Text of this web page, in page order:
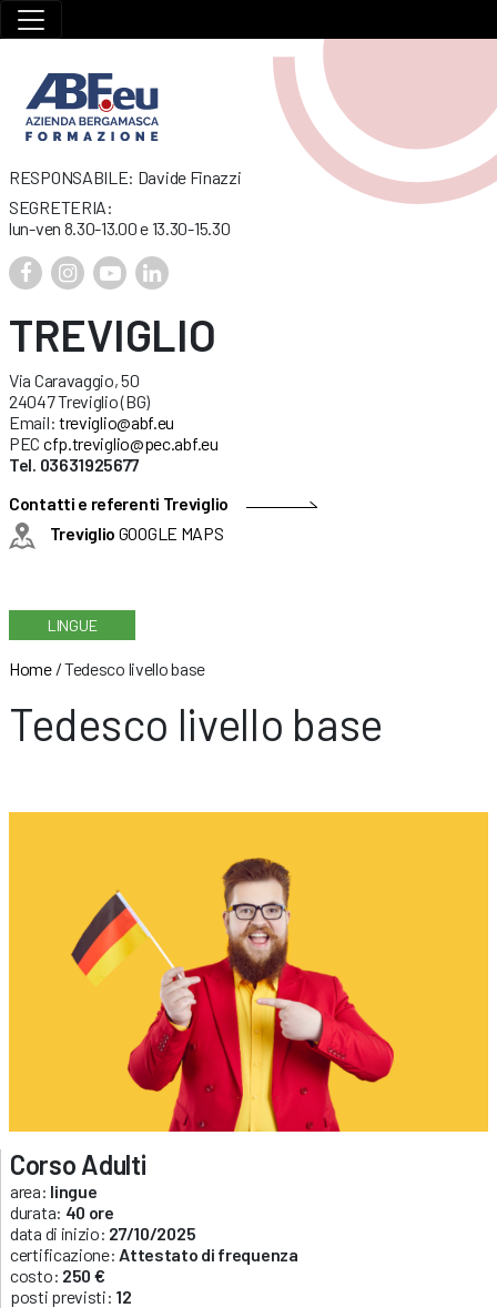
RESPONSABILE: Davide Finazzi
SEGRETERIA:
lun-ven 8.30-13.00 e 13.30-15.30
TREVIGLIO
Via Caravaggio, 50
24047 Treviglio (BG)
Email: treviglio@abf.eu
PEC cfp.treviglio@pec.abf.eu
Tel. 03631925677
Contatti e referenti Treviglio
Treviglio GOOGLE MAPS
LINGUE
Home/Tedesco livello base
Tedesco livello base
Corso Adulti
area: lingue
durata: 40 ore
data di inizio: 27/10/2025
certificazione: Attestato di frequenza
costo: 250 €
posti previsti: 12